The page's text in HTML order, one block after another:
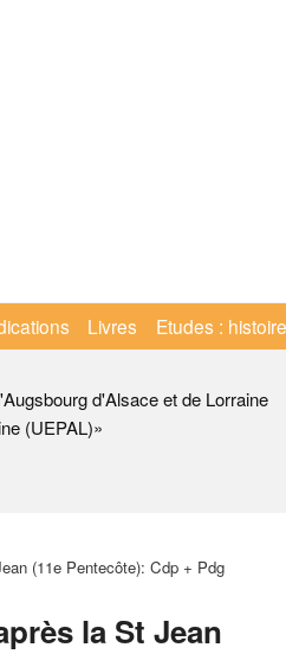
d'Alsace et de Lorraine
(UEPAL)»
Livres Etudes :
la St Jean
(11e Pentecôte): Cdp + Pdg